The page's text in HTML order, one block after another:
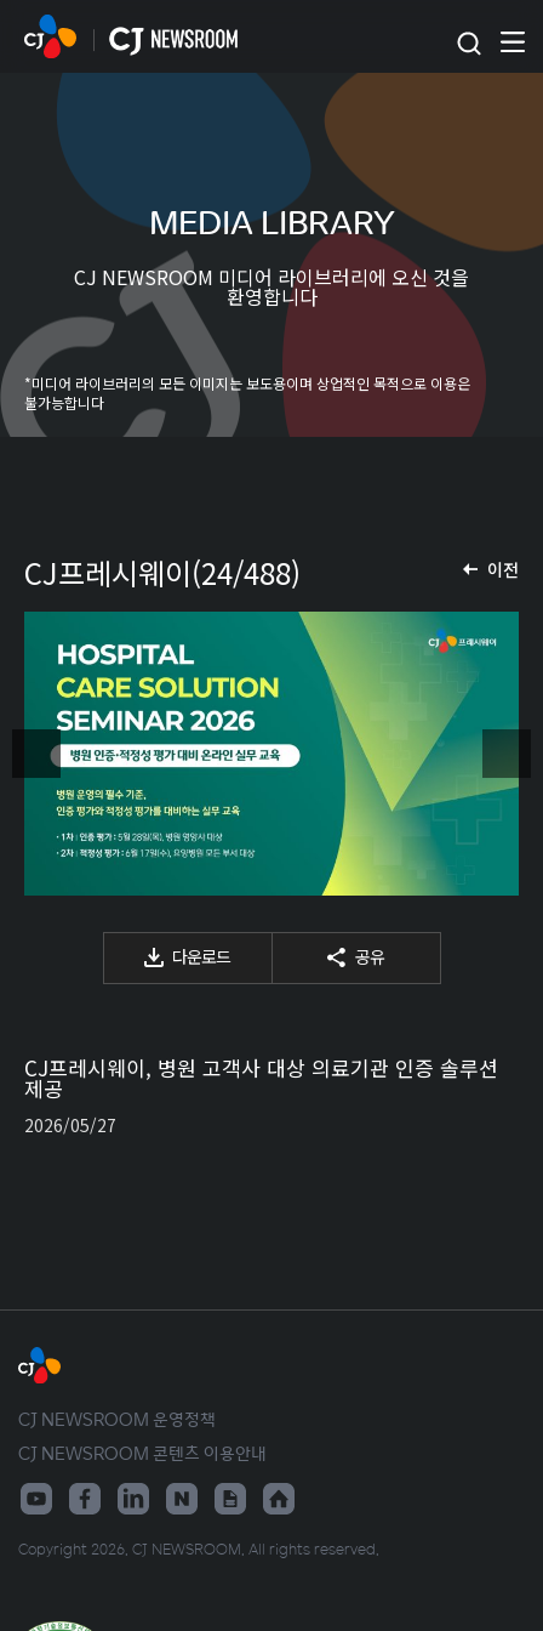
본문 바로가기
MEDIA LIBRARY
CJ NEWSROOM 미디어 라이브러리에 오신 것을
환영합니다
*미디어 라이브러리의 모든 이미지는 보도용이며 상업적인 목적으로 이용은
불가능합니다
이전
CJ프레시웨이(24/488)
다운로드 공유
CJ프레시웨이, 병원 고객사 대상 의료기관 인증 솔루션
제공
2026/05/27
CJ NEWSROOM 운영정책
CJ NEWSROOM 콘텐츠 이용안내
Copyright 2026. CJ NEWSROOM. All rights reserved.